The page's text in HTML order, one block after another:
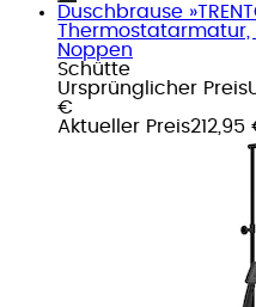
Duschbrause
Noppen
Schütte
Ursprünglicher Preis
€
Aktueller Preis212,95